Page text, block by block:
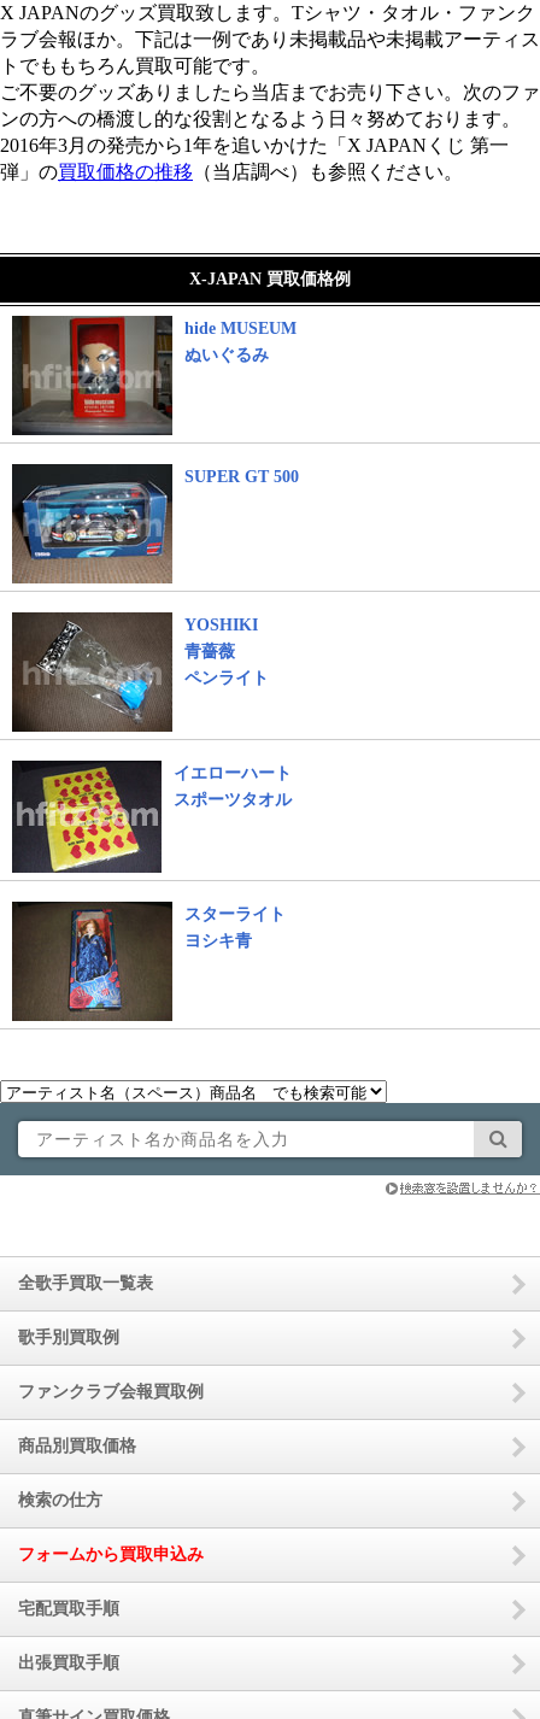
X JAPANのグッズ買取致します。Tシャツ・タオル・ファンク
ラブ会報ほか。下記は一例であり未掲載品や未掲載アーティス
トでももちろん買取可能です。
ご不要のグッズありましたら当店までお売り下さい。次のファ
ンの方への橋渡し的な役割となるよう日々努めております。
2016年3月の発売から1年を追いかけた「X JAPANくじ 第一
弾」の買取価格の推移 （当店調べ）も参照ください。
X-JAPAN 買取価格例
hide MUSEUM
ぬいぐるみ
SUPER GT 500
YOSHIKI
青薔薇
ペンライト
イエローハート
スポーツタオル
スターライト
ヨシキ青
全歌手買取一覧表
歌手別買取例
ファンクラブ会報買取例
商品別買取価格
検索の仕方
フォームから買取申込み
宅配買取手順
出張買取手順